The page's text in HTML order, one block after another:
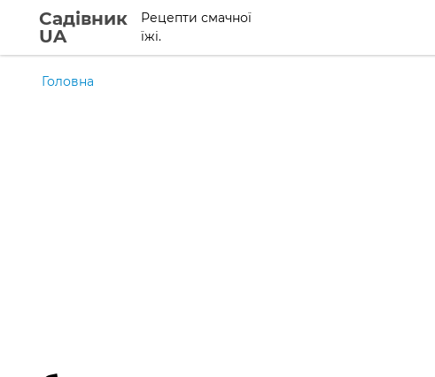
Садівник
UA
Рецепти смачної
їжі.
Головна